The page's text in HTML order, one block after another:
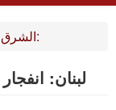
# الشرق الاوسط:
لبنان: انفجار